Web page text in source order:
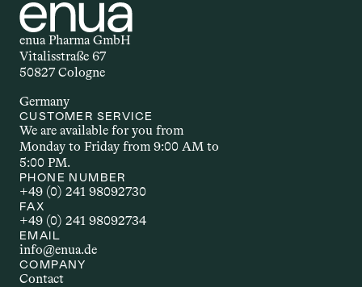
oder Creme: Die Form der Anwendung
beeinflusst, wie schnell und wie stark
der Wirkstoff wirkt. Welche
Applikationsform gewählt wird, hängt
unter anderem vom Wirkstoff selbst,
individuellen Bedürfnissen ab.
AUTOIMMUNERKR
ANKUNG
chronische Störungen, bei denen das
enua Pharma GmbH
Vitalisstraße 67
50827 Cologne
Germany
CUSTOMER SERVICE
We are available for you from
Monday to Friday from 9:00 AM to
5:00 PM.
PHONE NUMBER
+49 (0) 241 98092730
FAX
+49 (0) 241 98092734
EMAIL
info@enua.de
COMPANY
Contact